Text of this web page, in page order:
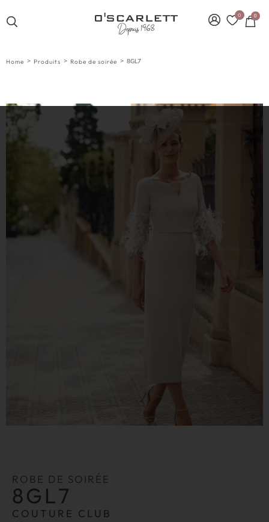
0 0
Home > Produits > Robe de soirée > 8GL7
ROBE DE SOIRÉE
8GL7
COUTURE CLUB